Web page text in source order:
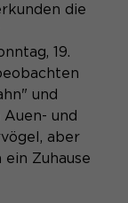
dieser
sind
wird:
Sie
Sitzung
bei
einen
Benutzer-
GTranslate.
die
19.
und
und
aber
Zuhause